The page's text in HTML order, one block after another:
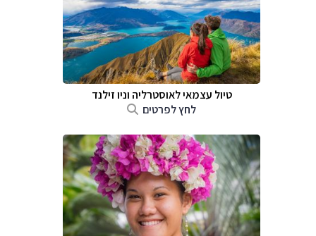
טיול עצמאי לאוסטרליה וניו זילנד
לחץ לפרטים